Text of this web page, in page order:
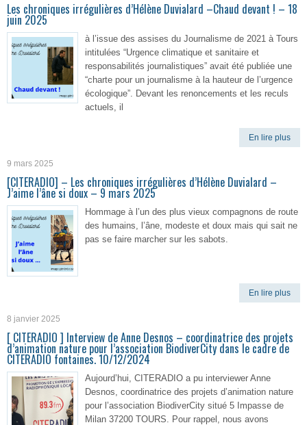
Les chroniques irrégulières d’Hélène Duvialard –Chaud devant ! – 18
juin 2025
à l’issue des assises du Journalisme de 2021 à Tours
intitulées “Urgence climatique et sanitaire et
responsabilités journalistiques” avait été publiée une
“charte pour un journalisme à la hauteur de l’urgence
écologique”. Devant les renoncements et les reculs
actuels, il
En lire plus
9 mars 2025
[CITERADIO] – Les chroniques irrégulières d’Hélène Duvialard –
J’aime l’âne si doux – 9 mars 2025
Hommage à l’un des plus vieux compagnons de route
des humains, l’âne, modeste et doux mais qui sait ne
pas se faire marcher sur les sabots.
En lire plus
8 janvier 2025
[ CITERADIO ] Interview de Anne Desnos – coordinatrice des projets
d’animation nature pour l’association BiodiverCity dans le cadre de
CITERADIO fontaines. 10/12/2024
Aujourd’hui, CITERADIO a pu interviewer Anne
Desnos, coordinatrice des projets d’animation nature
pour l’association BiodiverCity situé 5 Impasse de
Milan 37200 TOURS. Pour rappel, nous avons